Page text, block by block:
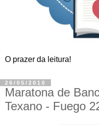
O prazer da leitura!
26/05/2010
Maratona de
Texano - Fuego